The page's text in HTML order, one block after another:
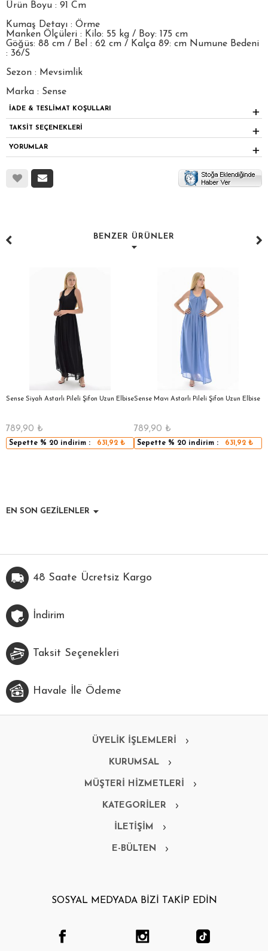
Ürün Boyu : 91 Cm
Kumaş Detayı : Örme
Manken Ölçüleri : Kilo: 55 kg / Boy: 175 cm
Göğüs: 88 cm / Bel : 62 cm / Kalça 89: cm Numune Bedeni
: 36/S
Sezon : Mevsimlik
Marka : Sense
İADE & TESLİMAT KOŞULLARI
TAKSİT SEÇENEKLERİ
YORUMLAR
BENZER ÜRÜNLER
Sense Siyah Astarlı Pileli Şifon Uzun Elbise
789,90 ₺
Sepette % 20 indirim : 631,92₺
Sense Mavı Astarlı Pileli Şifon Uzun Elbise
789,90 ₺
Sepette % 20 indirim : 631,92₺
EN SON GEZİLENLER
48 Saate Ücretsiz Kargo
İndirim
Taksit Seçenekleri
Havale İle Ödeme
ÜYELİK İŞLEMLERİ
KURUMSAL
MÜŞTERİ HİZMETLERİ
KATEGORİLER
İLETİŞİM
E-BÜLTEN
SOSYAL MEDYADA BİZİ TAKİP EDİN